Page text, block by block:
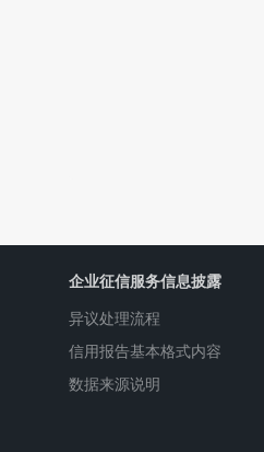
企业征信服务信息披露
异议处理流程
信用报告基本格式内容
数据来源说明